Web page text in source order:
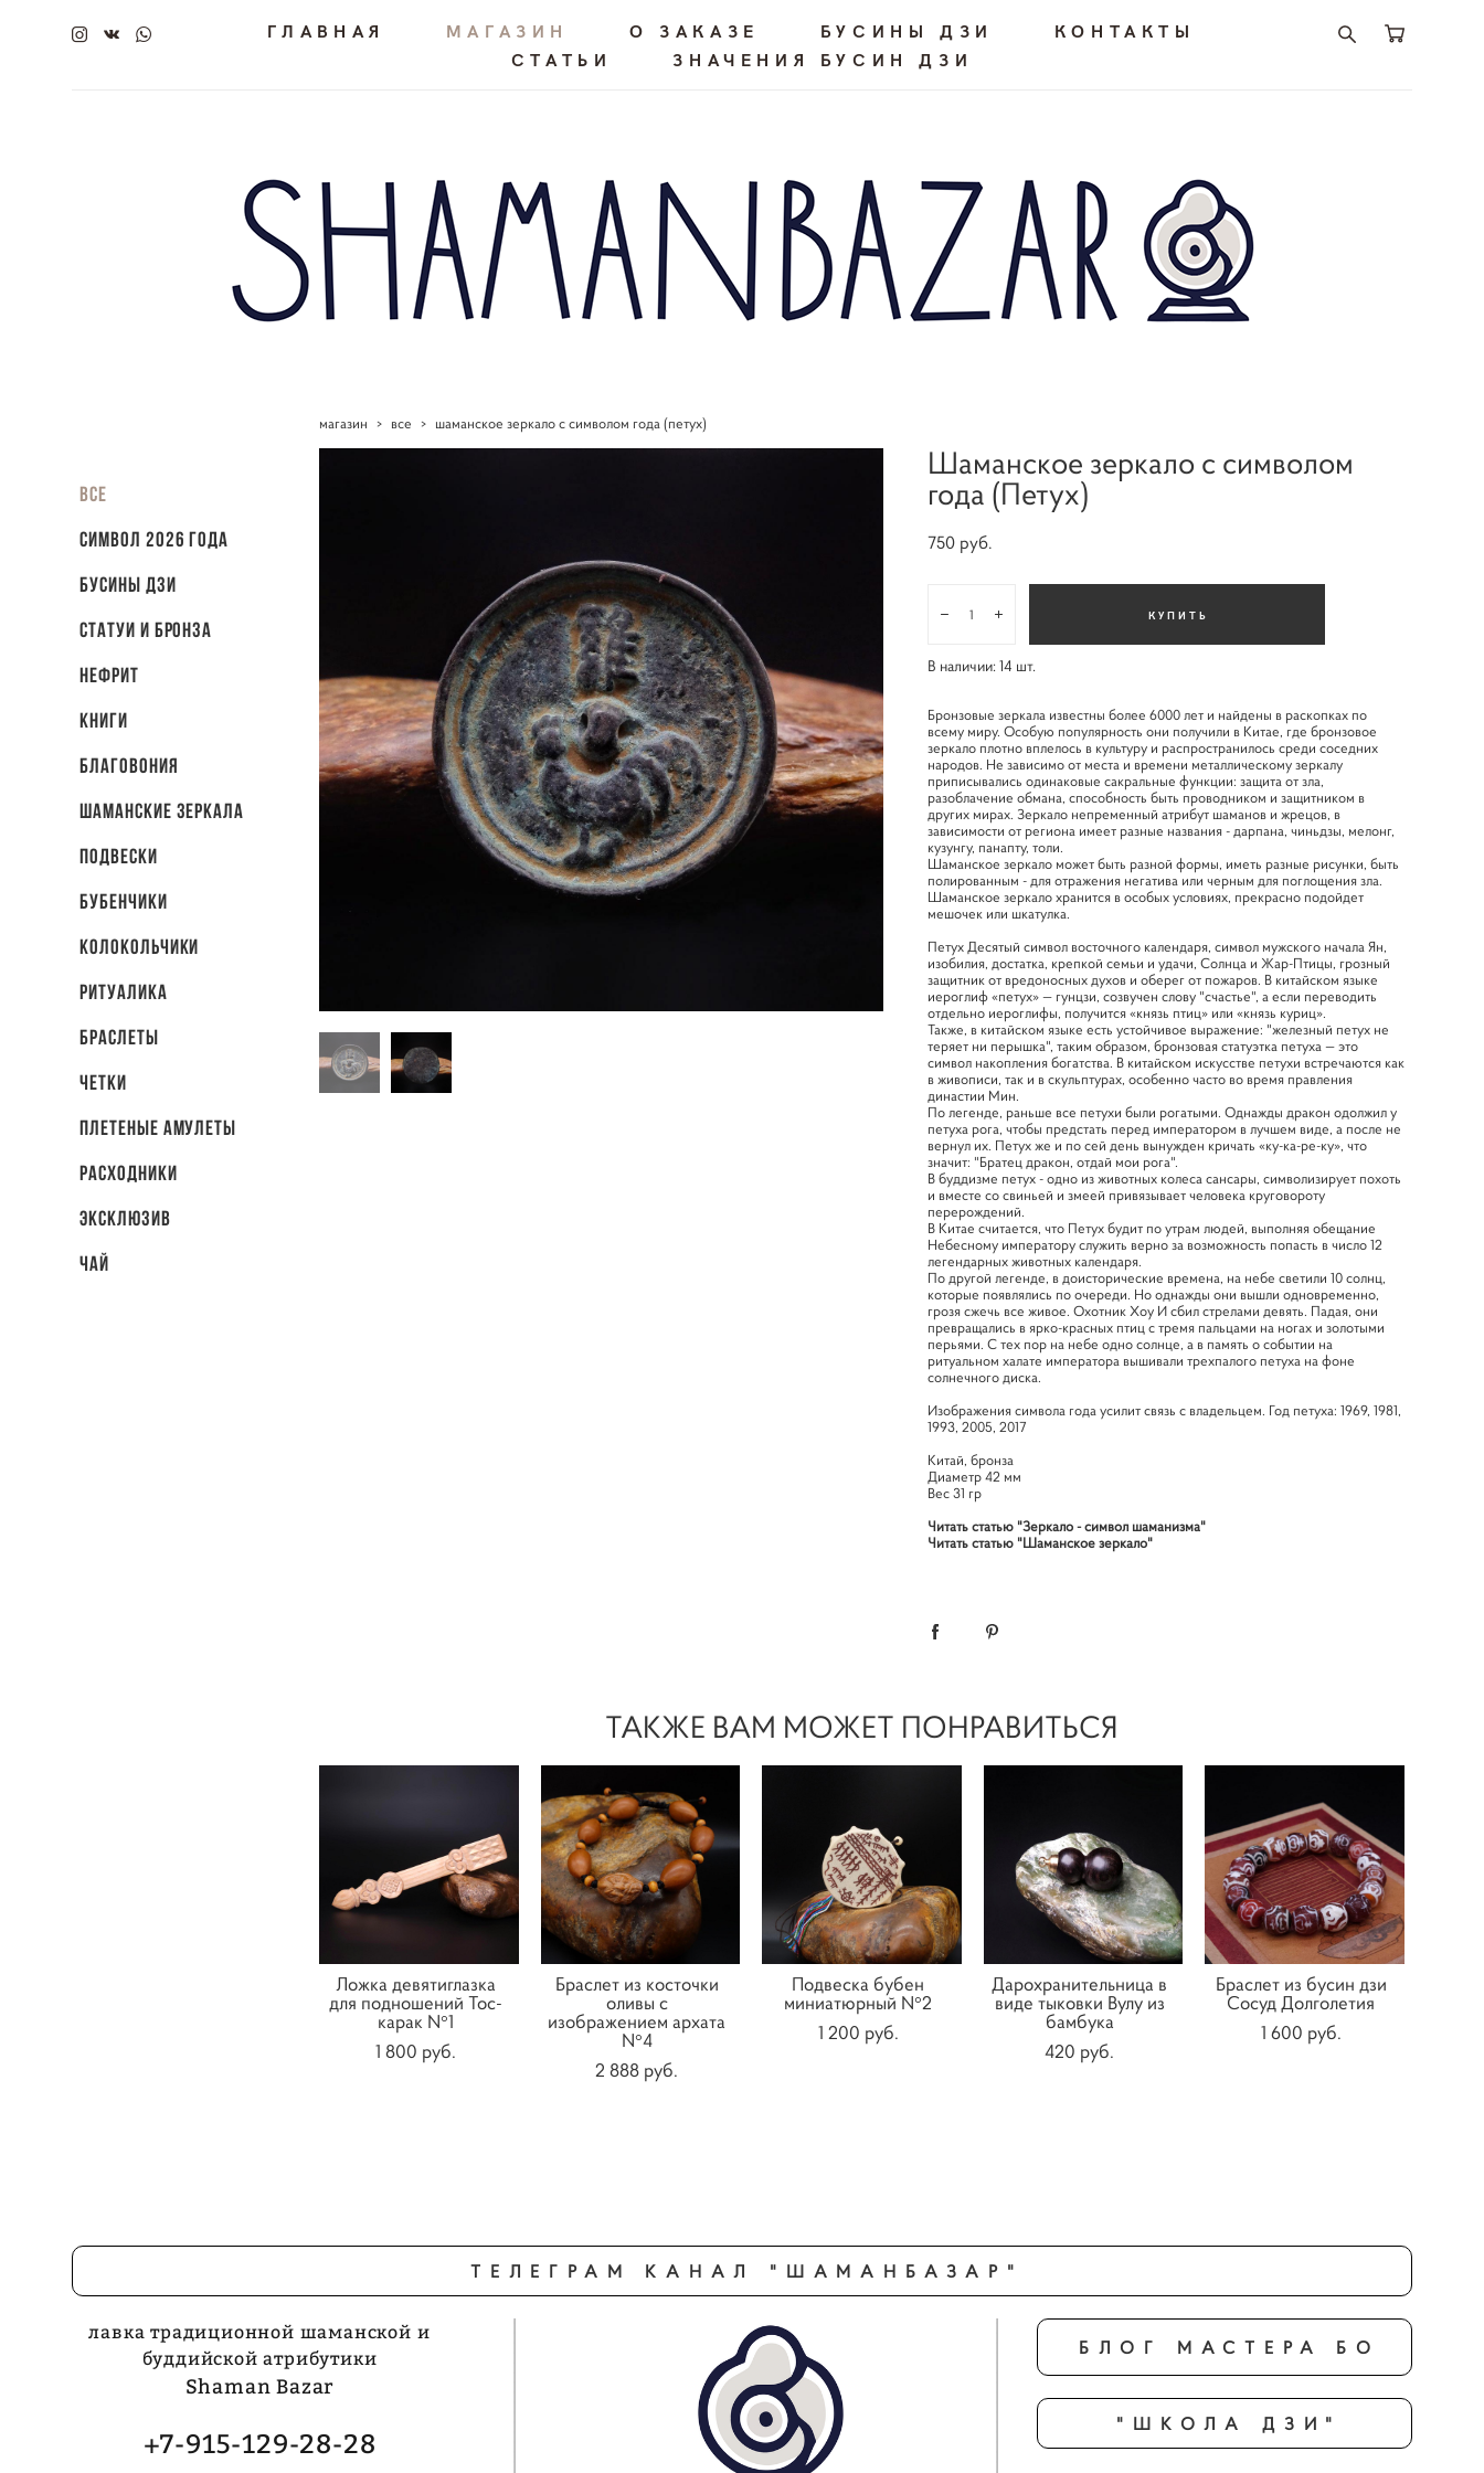
ГЛАВНАЯ МАГАЗИН О ЗАКАЗЕ БУСИНЫ ДЗИ
КОНТАКТЫ
СТАТЬИ
ЗНАЧЕНИЯ БУСИН ДЗИ
Все
СИМВОЛ 2026 ГОДА
Бусины Дзи
Статуи и бронза
Нефрит
Книги
Благовония
Шаманские зеркала
Подвески
Бубенчики
Колокольчики
Ритуалика
Браслеты
Четки
Плетеные амулеты
Расходники
Эксклюзив
Чай
магазин > все > шаманское зеркало с символом года (петух)
Шаманское зеркало с символом
года (Петух)
750 pуб.
В наличии:14 шт.
КУПИТЬ
Бронзовые зеркала известны более 6000 лет и найдены в раскопках по
всему миру. Особую популярность они получили в Китае, где бронзовое
зеркало плотно вплелось в культуру и распространилось среди соседних
народов. Не зависимо от места и времени металлическому зеркалу
приписывались одинаковые сакральные функции: защита от зла,
разоблачение обмана, способность быть проводником и защитником в
других мирах. Зеркало непременный атрибут шаманов и жрецов, в
зависимости от региона имеет разные названия - дарпана, чиньдзы, мелонг,
кузунгу, панапту, толи.
Шаманское зеркало может быть разной формы, иметь разные рисунки, быть
полированным - для отражения негатива или черным для поглощения зла.
Шаманское зеркало хранится в особых условиях, прекрасно подойдет
мешочек или шкатулка.
Петух Десятый символ восточного календаря, символ мужского начала Ян,
изобилия, достатка, крепкой семьи и удачи, Солнца и Жар-Птицы, грозный
защитник от вредоносных духов и оберег от пожаров. В китайском языке
иероглиф «петух» — гунцзи, созвучен слову "счастье", а если переводить
отдельно иероглифы, получится «князь птиц» или «князь куриц».
Также, в китайском языке есть устойчивое выражение: "железный петух не
теряет ни перышка", таким образом, бронзовая статуэтка петуха — это
символ накопления богатства. В китайском искусстве петухи встречаются как
в живописи, так и в скульптурах, особенно часто во время правления
династии Мин.
По легенде, раньше все петухи были рогатыми. Однажды дракон одолжил у
петуха рога, чтобы предстать перед императором в лучшем виде, а после не
вернул их. Петух же и по сей день вынужден кричать «ку-ка-ре-ку», что
значит: "Братец дракон, отдай мои рога".
В буддизме петух - одно из животных колеса сансары, символизирует похоть
и вместе со свиньей и змеей привязывает человека круговороту
перерождений.
В Китае считается, что Петух будит по утрам людей, выполняя обещание
Небесному императору служить верно за возможность попасть в число 12
легендарных животных календаря.
По другой легенде, в доисторические времена, на небе светили 10 солнц,
которые появлялись по очереди. Но однажды они вышли одновременно,
грозя сжечь все живое. Охотник Хоу И сбил стрелами девять. Падая, они
превращались в ярко-красных птиц с тремя пальцами на ногах и золотыми
перьями. С тех пор на небе одно солнце, а в память о событии на
ритуальном халате императора вышивали трехпалого петуха на фоне
солнечного диска.
Изображения символа года усилит связь с владельцем. Год петуха: 1969, 1981,
1993, 2005, 2017
Китай, бронза
Диаметр 42 мм
Вес 31 гр
Читать статью "Зеркало - символ шаманизма"
Читать статью "Шаманское зеркало"
ТАКЖЕ ВАМ МОЖЕТ ПОНРАВИТЬСЯ
Ложка девятиглазка
для подношений Тос-
карак N°1
1 800 pуб.
Браслет из косточки
оливы с
изображением архата
N°4
2 888 pуб.
Подвеска бубен
миниатюрный N°2
1 200 pуб.
Дарохранительница в
виде тыковки Вулу из
бамбука
420 pуб.
Браслет из бусин дзи
Сосуд Долголетия
1 600 pуб.
ТЕЛЕГРАМ КАНАЛ "ШАМАНБАЗАР"
лавка традиционной шаманской и
буддийской атрибутики
Shaman Bazar
+7-915-129-28-28
БЛОГ МАСТЕРА БО
"ШКОЛА ДЗИ"